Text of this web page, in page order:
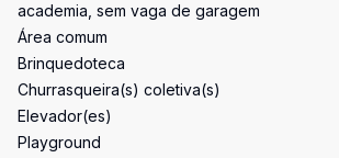
academia, sem vaga de garagem
Área comum
Brinquedoteca
Churrasqueira(s) coletiva(s)
Elevador(es)
Playground